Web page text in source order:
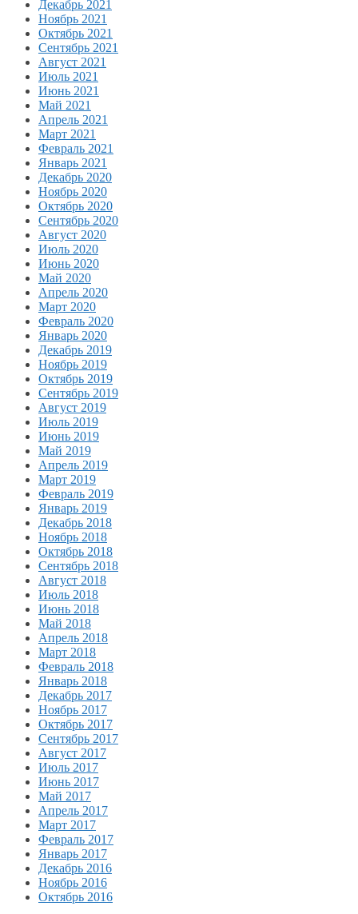
Декабрь 2021
Ноябрь 2021
Октябрь 2021
Сентябрь 2021
Август 2021
Июль 2021
Июнь 2021
Май 2021
Апрель 2021
Март 2021
Февраль 2021
Январь 2021
Декабрь 2020
Ноябрь 2020
Октябрь 2020
Сентябрь 2020
Август 2020
Июль 2020
Июнь 2020
Май 2020
Апрель 2020
Март 2020
Февраль 2020
Январь 2020
Декабрь 2019
Ноябрь 2019
Октябрь 2019
Сентябрь 2019
Август 2019
Июль 2019
Июнь 2019
Май 2019
Апрель 2019
Март 2019
Февраль 2019
Январь 2019
Декабрь 2018
Ноябрь 2018
Октябрь 2018
Сентябрь 2018
Август 2018
Июль 2018
Июнь 2018
Май 2018
Апрель 2018
Март 2018
Февраль 2018
Январь 2018
Декабрь 2017
Ноябрь 2017
Октябрь 2017
Сентябрь 2017
Август 2017
Июль 2017
Июнь 2017
Май 2017
Апрель 2017
Март 2017
Февраль 2017
Январь 2017
Декабрь 2016
Ноябрь 2016
Октябрь 2016